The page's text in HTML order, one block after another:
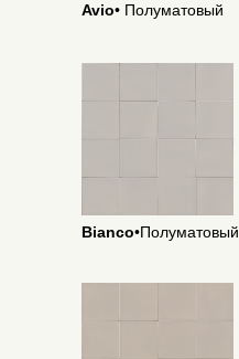
Avio• Полуматовый
Bianco•Полуматовый